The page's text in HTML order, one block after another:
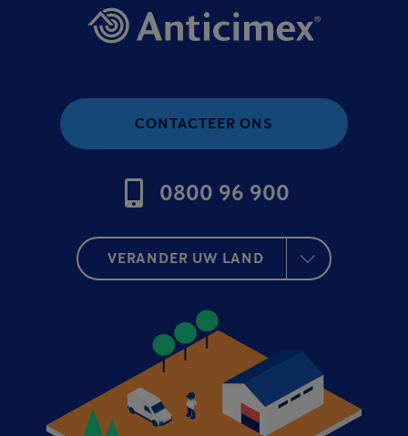
CONTACTEER ONS
0800 96 900
VERANDER UW LAND